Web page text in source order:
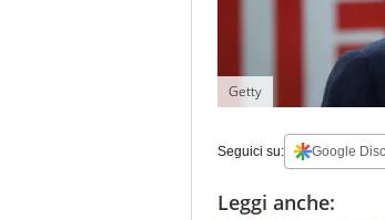
Getty
Seguici su: Google
Leggi anche: